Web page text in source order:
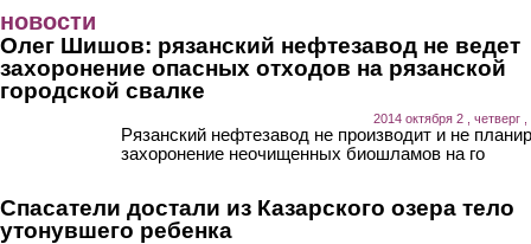
новости
Олег Шишов: рязанский нефтезавод не ведет
захоронение опасных отходов на рязанской
городской свалке
2014 октября 2 , четверг
Рязанский нефтезавод не производит и не
захоронение неочищенных биошламов на го
Спасатели достали из Казарского озера тело
утонувшего ребенка